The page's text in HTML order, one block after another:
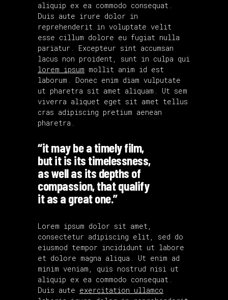
aliquip ex ea commodo consequat.
Duis aute irure dolor in
reprehenderit in voluptate velit
esse cillum dolore eu fugiat nulla
pariatur. Excepteur sint accumsan
lacus non proident, sunt in culpa qui
lorem ipsum mollit anim id est
laborum. Donec enim diam vulputate
ut pharetra sit amet aliquam. Ut sem
viverra aliquet eget sit amet tellus
cras adipiscing pretium aenean
pharetra.
“it may be a timely film,
but it is its timelessness,
as well as its depths of
compassion, that qualify
it as a great one.”
Lorem ipsum dolor sit amet,
consectetur adipiscing elit, sed do
eiusmod tempor incididunt ut labore
et dolore magna aliqua. Ut enim ad
minim veniam, quis nostrud nisi ut
aliquip ex ea commodo consequat.
Duis aute exercitation ullamco